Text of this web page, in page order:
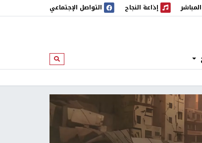
إذاعة النجاح
إذاعة النجاح التواصل الإجتماعي
ابحث